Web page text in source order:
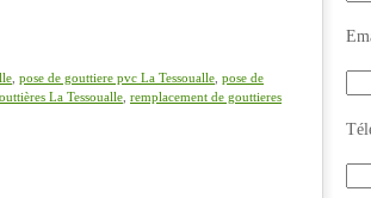
pose de gouttiere pvc La Tessoualle pose de
La Tessoualle remplacement de gouttieres